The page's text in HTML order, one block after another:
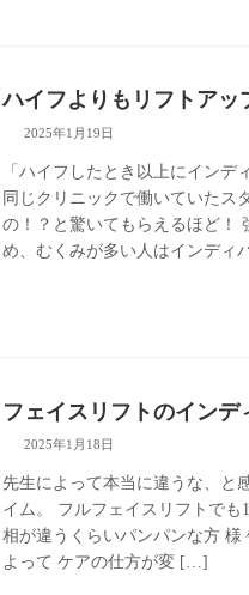
ハイフよりもリフトアッ
2025年1月19日
「ハイフしたとき以上にイン
同じクリニックで働いていたス
の！？と驚いてもらえるほど！
め、むくみが多い人はインディ
フェイスリフトのインデ
2025年1月18日
先生によって本当に違うな、と
イム。 フルフェイスリフトでも
相が違うくらいパンパンな方
よって ケアの仕方が変 […]